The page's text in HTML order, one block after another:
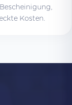
Kosten.